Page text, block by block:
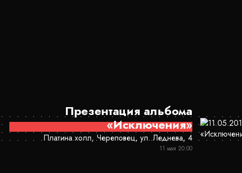
Презентация альбома
«Исключения»
Платина холл, Череповец, ул. Леднева, 4
11 мая 20:00